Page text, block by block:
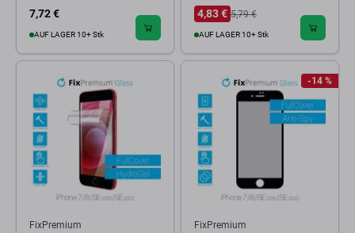
7,72 €
AUF LAGER 10+ Stk
4,83 € 5,79 €
AUF LAGER 10+ Stk
FixPremium
-14 %
FixPremium